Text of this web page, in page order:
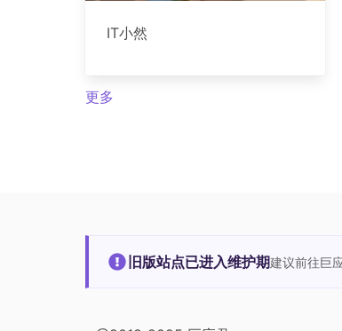
IT小然
更多
旧版站点已进入维护期建议前往巨